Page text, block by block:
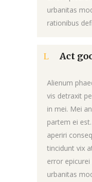
urbanitas
rationibus
Act
Alienum
vis detraxit
in mei. Mei
partem ei
aperiri
tincidunt vix
error
urbanitas